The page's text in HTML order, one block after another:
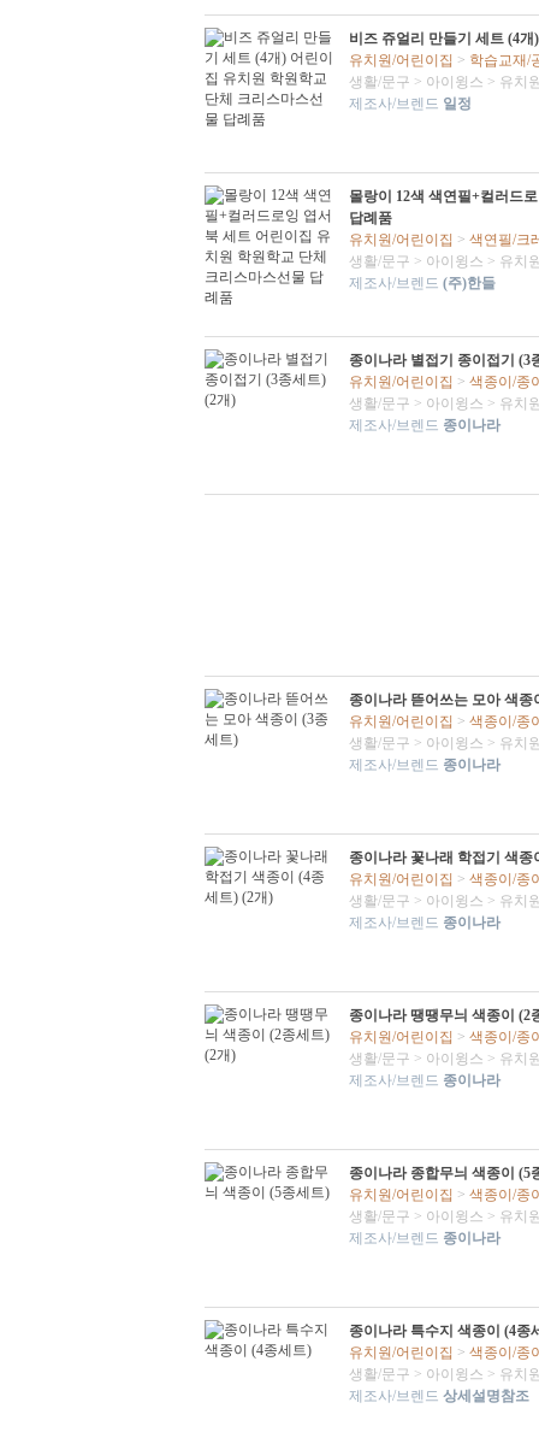
비즈 쥬얼리 만들기 세트 (4
유치원/어린이집 > 학습교재/
생활/문구 > 아이윙스 > 유치
제조사/브렌드 일정
몰랑이 12색 색연필+컬러드
답례품
유치원/어린이집 > 색연필/크
생활/문구 > 아이윙스 > 유치
제조사/브렌드 (주)한들
종이나라 별접기 종이접기 (3
유치원/어린이집 > 색종이/종
생활/문구 > 아이윙스 > 유치
제조사/브렌드 종이나라
종이나라 뜯어쓰는 모아 색종
유치원/어린이집 > 색종이/종
생활/문구 > 아이윙스 > 유치
제조사/브렌드 종이나라
종이나라 꽃나래 학접기 색종
유치원/어린이집 > 색종이/종
생활/문구 > 아이윙스 > 유치
제조사/브렌드 종이나라
종이나라 땡땡무늬 색종이 (2
유치원/어린이집 > 색종이/종
생활/문구 > 아이윙스 > 유치
제조사/브렌드 종이나라
종이나라 종합무늬 색종이 (5
유치원/어린이집 > 색종이/종
생활/문구 > 아이윙스 > 유치
제조사/브렌드 종이나라
종이나라 특수지 색종이 (4종
유치원/어린이집 > 색종이/종
생활/문구 > 아이윙스 > 유치
제조사/브렌드 상세설명참조